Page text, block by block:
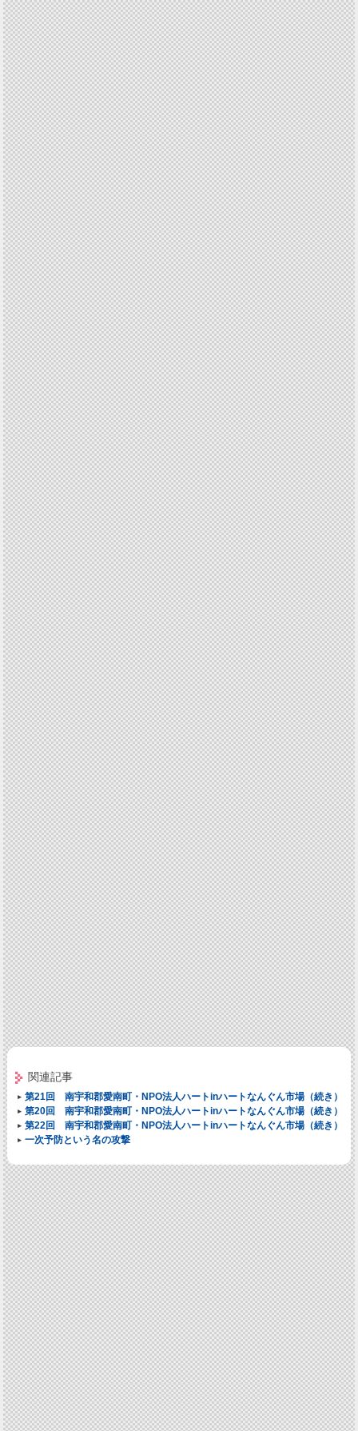
関連記事
第21回 南宇和郡愛南町・NPO法人ハートinハートなんぐん市場（続き）
第20回 南宇和郡愛南町・NPO法人ハートinハートなんぐん市場（続き）
第22回 南宇和郡愛南町・NPO法人ハートinハートなんぐん市場（続き）
一次予防という名の攻撃